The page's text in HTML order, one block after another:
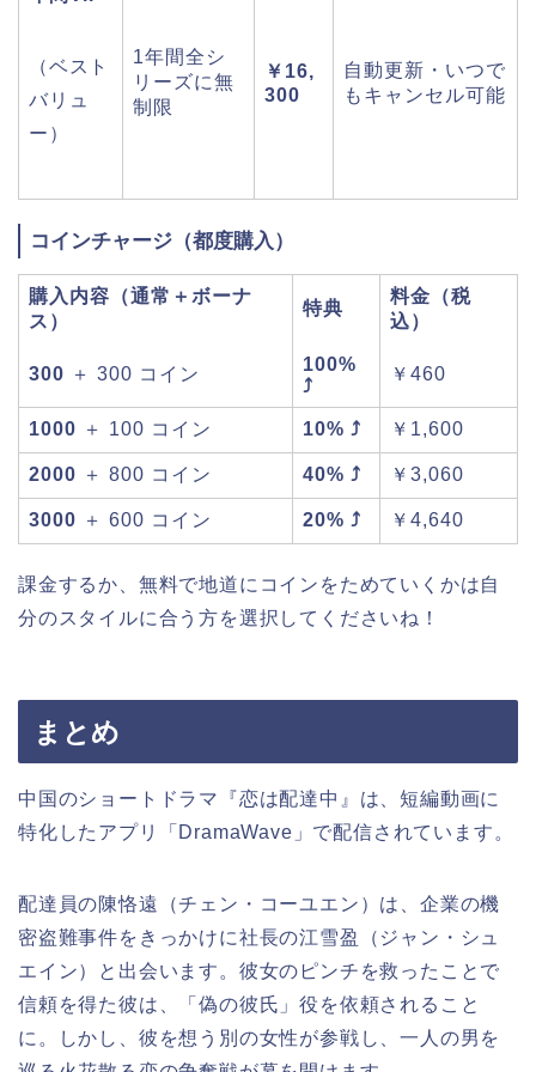
（ベスト
バリュ
ー）
1年間全シ
リーズに無
制限
￥16,
300
自動更新・いつで
もキャンセル可能
コインチャージ（都度購入）
購入内容（通常＋ボーナ
ス）
特典
料金（税
込）
300 ＋ 300 コイン
100%
⤴
￥460
1000 ＋ 100 コイン 10% ⤴ ￥1,600
2000 ＋ 800 コイン 40% ⤴ ￥3,060
3000 ＋ 600 コイン 20% ⤴ ￥4,640
課金するか、無料で地道にコインをためていくかは自
分のスタイルに合う方を選択してくださいね！
まとめ
中国のショートドラマ『恋は配達中』は、短編動画に
特化したアプリ「DramaWave」で配信されています。
配達員の陳恪遠（チェン・コーユエン）は、企業の機
密盗難事件をきっかけに社長の江雪盈（ジャン・シュ
エイン）と出会います。彼女のピンチを救ったことで
信頼を得た彼は、「偽の彼氏」役を依頼されること
に。しかし、彼を想う別の女性が参戦し、一人の男を